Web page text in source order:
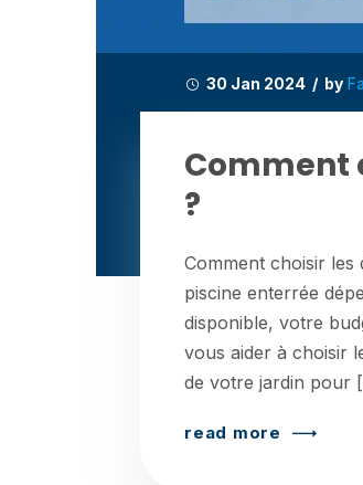
30 Jan 2024 / by
Comment
?
Comment choisir les
piscine enterrée
disponible, votre
vous aider à choisir
de votre jardin pour
read more